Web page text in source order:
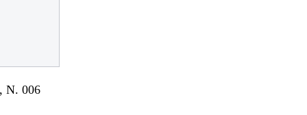
N. 006